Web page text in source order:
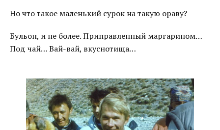
Но что такое маленький сурок на такую ораву?
Бульон, и не более. Приправленный маргарином…
Под чай… Вай-вай, вкуснотища…